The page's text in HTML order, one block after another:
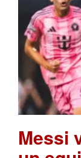
Messi